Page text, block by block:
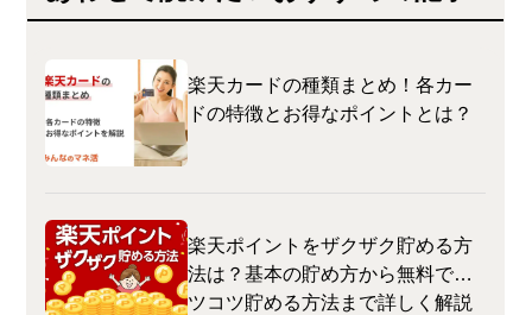
楽天カードの種類まとめ！各カー
ドの特徴とお得なポイントとは？
楽天ポイントをザクザク貯める方
法は？基本の貯め方から無料でコ
ツコツ貯める方法まで詳しく解説